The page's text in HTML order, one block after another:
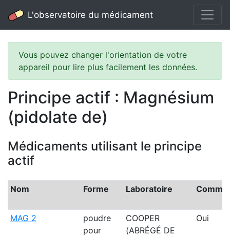
L'observatoire du médicament
Vous pouvez changer l'orientation de votre
appareil pour lire plus facilement les données.
Principe actif : Magnésium
(pidolate de)
Médicaments utilisant le principe
actif
Nom Forme Laboratoire
MAG 2
poudre
pour
COOPER
(ABRÉGÉ DE
Oui